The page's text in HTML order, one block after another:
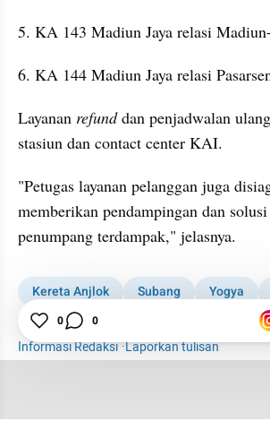
5. KA 143 Madiun Jaya relasi
6. KA 144 Madiun Jaya relasi
Layanan refund dan penjadwalan
stasiun dan contact center KAI.
"Petugas layanan pelanggan juga
memberikan pendampingan dan
penumpang terdampak," jelasnya.
Kereta Anjlok Subang Yogya
Kereta Api
Informasi Redaksi·Laporkan tulisan
0 0